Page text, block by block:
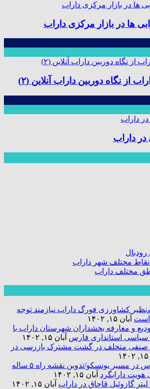
ها در بازار مرکزی داراب
از نگاه دوربین داراب آنلاین (۲)
داراب
مختلف داراب
کشاورزی فورگ داراب نیازمند توجه
است آبان ۱۵, ۱۴۰۲
و معارفه بخشداران شهرستان داراب با
استانداری فارس آبان ۱۵, ۱۴۰۲
صنفی متخلف در گشت مشترک بازرسی در
🔴دارابگرد فارس در مسیر یونسکو/تدوین نقشه راه ۵ ساله
هویت دارابگرد آبان ۱۵, ۱۴۰۲
آبان ۱۵, ۱۴۰۲